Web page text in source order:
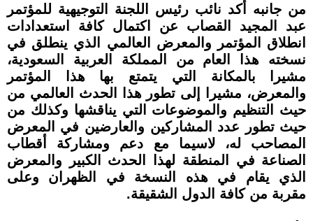
من جانبه أكد نائب رئيس اللجنة التوجيهية للمؤتمر
عبد المجيد القصاب عن اكتمال كافة استعدادات
انطلاق المؤتمر والمعرض العالمي الذي ينطلق في
نسخته هذا العام من المملكة العربية السعودية،
مشيرا بالمكانة التي يتمتع بها هذا المؤتمر
والمعرض، مشيرا إلى تطور هذا الحدث العالمي من
حيث التنظيم والموضوعات التي يناقشها وكذلك من
حيث تطور عدد المشاركين والعارضين في المعرض
المصاحب له، لاسيما مع دعم ومشاركة أقطاب
الصناعة في المنطقة لهذا الحدث الكبير والمعرض
الذي يقام في هذه النسخة في الظهران وعلى
مقربة من كافة الدول الشقيقة.